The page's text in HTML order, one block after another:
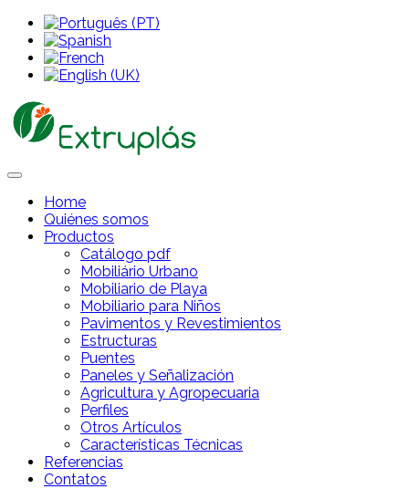
Home
Quiénes somos
Productos
Catálogo pdf
Mobiliário Urbano
Mobiliario de Playa
Mobiliario para Niños
Pavimentos y Revestimientos
Estructuras
Puentes
Paneles y Señalización
Agricultura y Agropecuaria
Perfiles
Otros Artículos
Características Técnicas
Referencias
Contatos